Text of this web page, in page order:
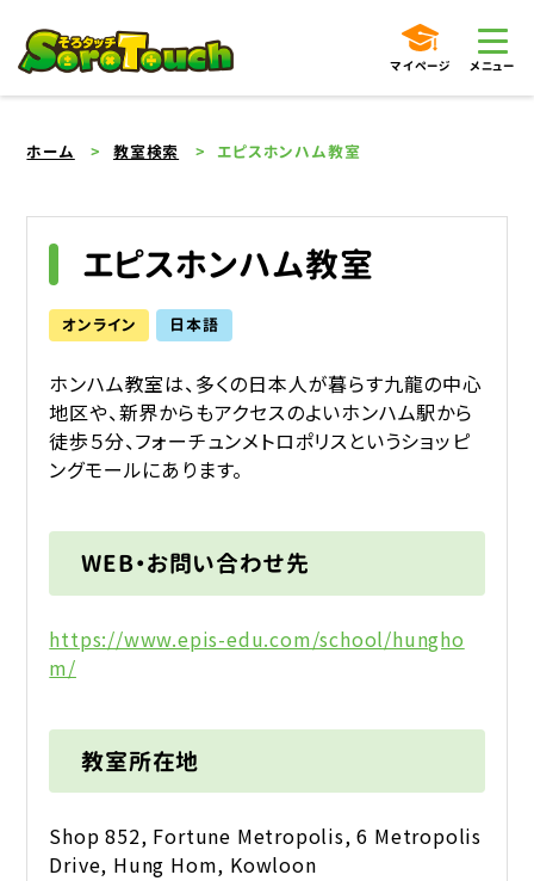
マイページ メニュー
ホーム 教室検索 エピスホンハム教室
エピスホンハム教室
オンライン 日本語
ホンハム教室は、多くの日本人が暮らす九龍の中心
地区や、新界からもアクセスのよいホンハム駅から
徒歩５分、フォーチュンメトロポリスというショッピ
ングモールにあります。
WEB・お問い合わせ先
https://www.epis-edu.com/school/hungho
m/
教室所在地
Shop 852, Fortune Metropolis, 6 Metropolis
Drive, Hung Hom, Kowloon